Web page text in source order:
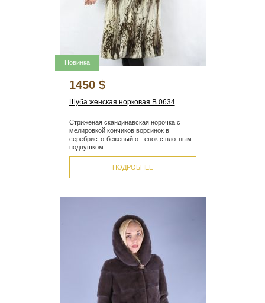
Новинка
1450 $
Шуба женская норковая B 0634
Стриженая скандинавская норочка с
мелировкой кончиков ворсинок в
серебристо-бежевый оттенок,с плотным
подпушком
ПОДРОБНЕЕ